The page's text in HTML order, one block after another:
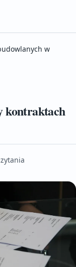
w
kontraktach